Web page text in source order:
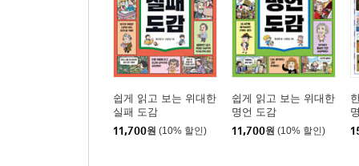
쉽게 읽고 보는 위대한
실패 도감
11,700원 (10% 할인)
쉽게 읽고 보는 위대한
명언 도감
11,700원 (10% 할인)